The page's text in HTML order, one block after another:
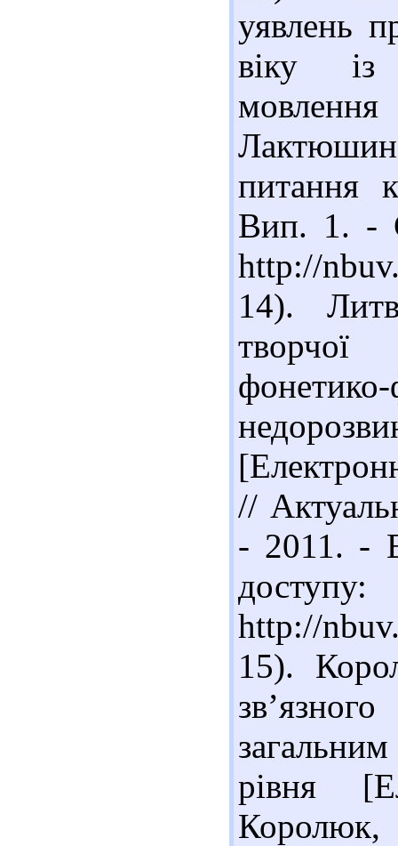
уявлень
віку із
питання
Вип. 1. -
http://
14).
//
- 2011. -
доступу:
http://
15).
рівня